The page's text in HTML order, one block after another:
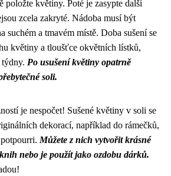
položte květiny. Poté je zasypte další
zcela zakryté. Nádoba musí být
suchém a tmavém místě. Doba sušení se
květiny a tloušťce okvětních lístků,
Po usušení květiny opatrně
soli.
je nespočet! Sušené květiny v soli se
dekorací, například do rámečků,
Můžete z nich vytvořit krásné
nebo je použít jako ozdobu dárků.